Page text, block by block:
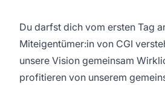
Du darfst dich vom ersten Tag
Miteigentümer:in von CGI
unsere Vision gemeinsam
profitieren von unserem